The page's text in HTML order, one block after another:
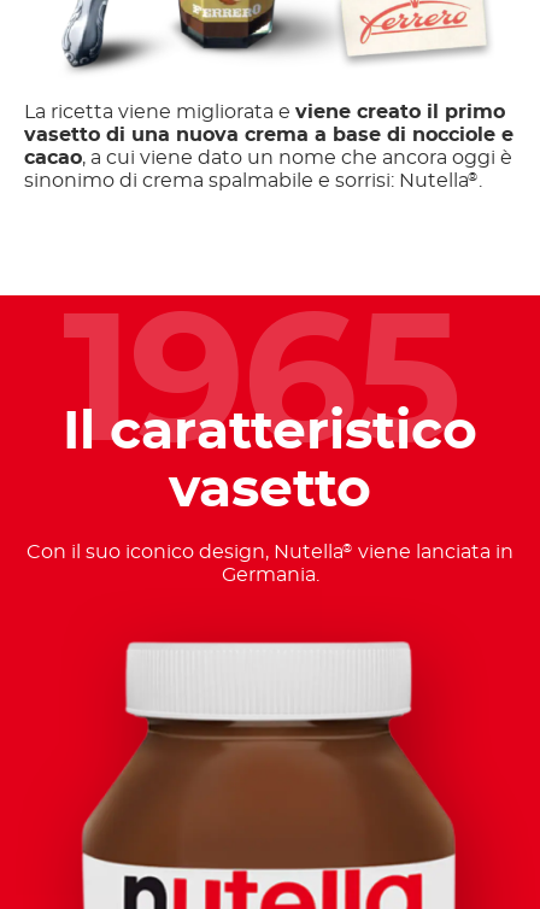
La ricetta viene migliorata e viene creato il primo
vasetto di una nuova crema a base di nocciole e
cacao, a cui viene dato un nome che ancora oggi è
sinonimo di crema spalmabile e sorrisi: Nutella®
1965
Il caratteristico
vasetto
Con il suo iconico design, Nutella® viene lanciata in
Germania.